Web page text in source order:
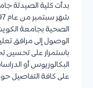
بدأت كلية الصيدلة
الصحية بجامعة
الوصول إلى مرافق
باستمرار على تحسين
البكالوريوس أو
على كافة التفاصيل